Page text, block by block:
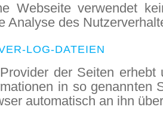
Webseite verwendet
Analyse des
LOG-DATEIEN
der Seiten erhebt
in so genannten
automatisch an ihn